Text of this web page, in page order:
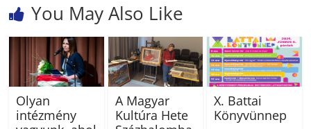
You May Also Like
Olyan
intézmény
A Magyar
Kultúra Hete
X. Battai
Könyvünnep